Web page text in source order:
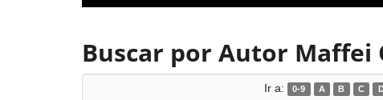
Buscar por Autor Maffei
Ir a: 0-9 A B C